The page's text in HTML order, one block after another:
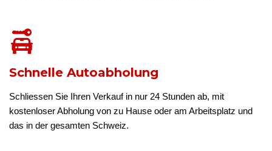
Schnelle Autoabholung
Schliessen Sie Ihren Verkauf in nur 24 Stunden ab, mit
kostenloser Abholung von zu Hause oder am Arbeitsplatz und
das in der gesamten Schweiz.